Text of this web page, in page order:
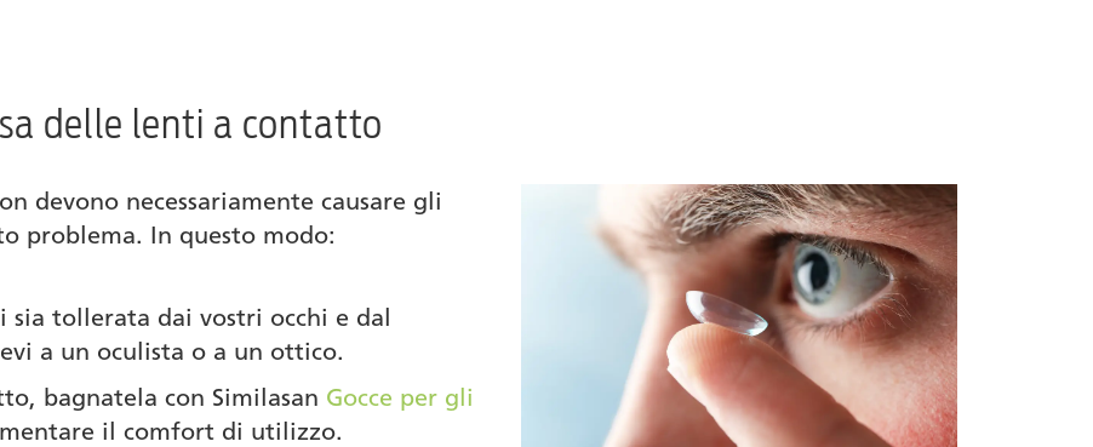
delle lenti a contatto
devono necessariamente causare gli
problema. In questo modo:
sia tollerata dai vostri occhi e dal
a un oculista o a un ottico.
bagnatela con Similasan Gocce per gli
il comfort di utilizzo.